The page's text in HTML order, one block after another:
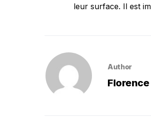
leur surface. Il est
Author